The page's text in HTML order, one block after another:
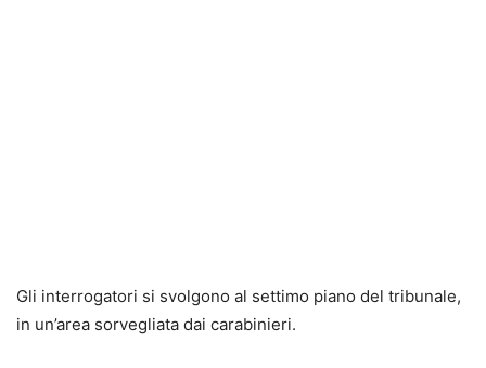
Gli interrogatori si svolgono al settimo piano del tribunale,
in un’area sorvegliata dai carabinieri.